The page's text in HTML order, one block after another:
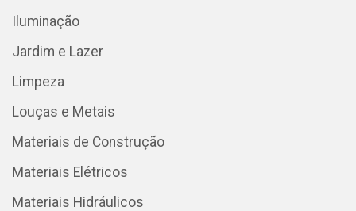
Iluminação
Jardim e Lazer
Limpeza
Louças e Metais
Materiais de Construção
Materiais Elétricos
Materiais Hidráulicos